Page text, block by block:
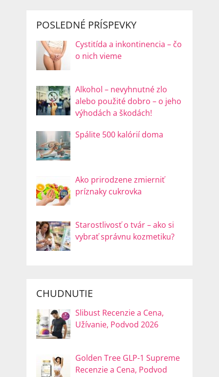
POSLEDNÉ PRÍSPEVKY
Cystitída a inkontinencia – čo
o nich vieme
Alkohol – nevyhnutné zlo
alebo použité dobro – o jeho
výhodách a škodách!
Spálite 500 kalórií doma
Ako prirodzene zmierniť
príznaky cukrovka
Starostlivosť o tvár – ako si
vybrať správnu kozmetiku?
CHUDNUTIE
Slibust Recenzie a Cena,
Užívanie, Podvod 2026
Golden Tree GLP-1 Supreme
Recenzie a Cena, Podvod